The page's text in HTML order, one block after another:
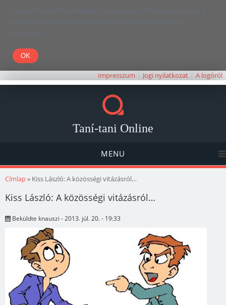
Kedves Olvasó! Weboldalunk böngészésével Ön elfogadja, hogy a
felhasználói élmény javítása céljából cookie-kat használunk.
Köszönjük!
Impresszum Jogi nyilatkozat A logóról
Taní-tani Online
MENU
Jelenlegi hely
Címlap» Kiss László: A közösségi vitázásról…
Kiss László: A közösségi vitázásról…
Beküldte knauszi - 2013. júl. 20. - 19:33